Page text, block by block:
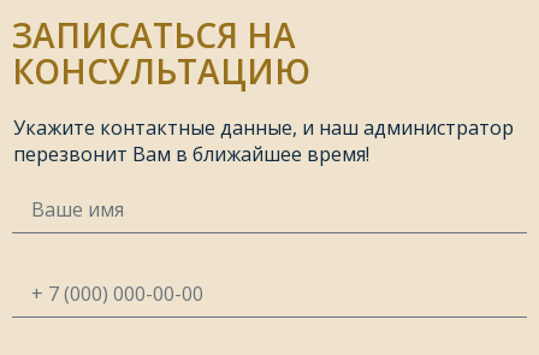
ЗАПИСАТЬСЯ НА
КОНСУЛЬТАЦИЮ
Укажите контактные данные, и наш администратор
перезвонит Вам в ближайшее время!